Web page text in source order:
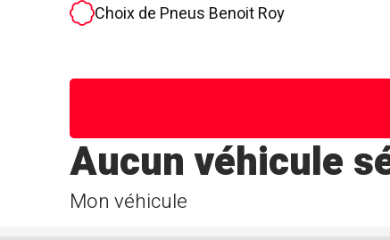
Choix de Pneus Benoit Roy
Mon véhicule
Aucun véhicule